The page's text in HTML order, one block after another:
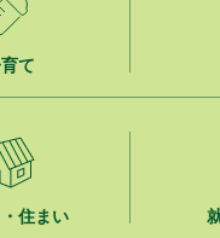
報提供・お知らせ）
】ポスターセッション最優秀
て
住まい